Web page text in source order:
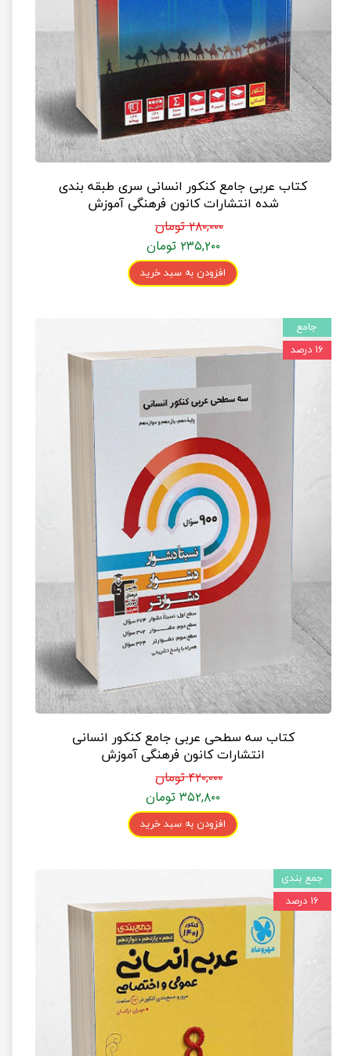
کتاب عربی جامع کنکور انسانی سری طبقه بندی
شده انتشارات کانون فرهنگی آموزش
۲۸۰,۰۰۰ تومان
۲۳۵,۲۰۰ تومان
افزودن به سبد خرید
کتاب سه سطحی عربی جامع کنکور انسانی
انتشارات کانون فرهنگی آموزش
۴۲۰,۰۰۰ تومان
۳۵۲,۸۰۰ تومان
افزودن به سبد خرید
جامع
۱۶ درصد
جمع بندی
۱۶ درصد